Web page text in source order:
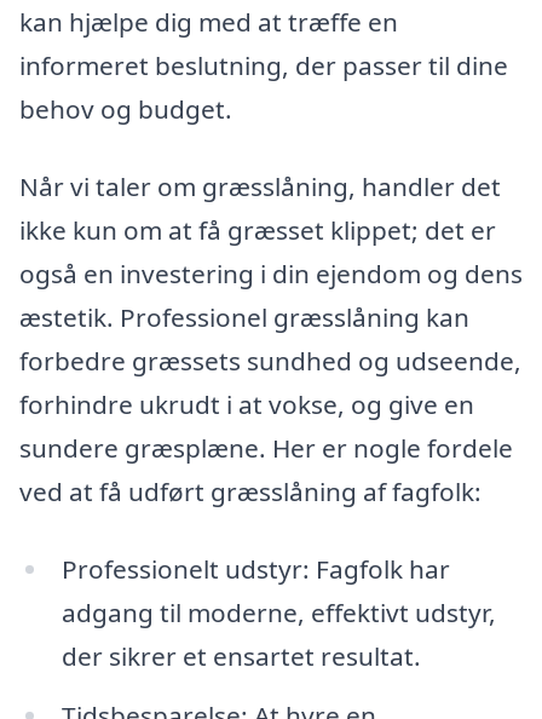
kan hjælpe dig med at træffe en
informeret beslutning, der passer til dine
behov og budget.
Når vi taler om græsslåning, handler det
ikke kun om at få græsset klippet; det er
også en investering i din ejendom og dens
æstetik. Professionel græsslåning kan
forbedre græssets sundhed og udseende,
forhindre ukrudt i at vokse, og give en
sundere græsplæne. Her er nogle fordele
ved at få udført græsslåning af fagfolk:
Professionelt udstyr: Fagfolk har
adgang til moderne, effektivt udstyr,
der sikrer et ensartet resultat.